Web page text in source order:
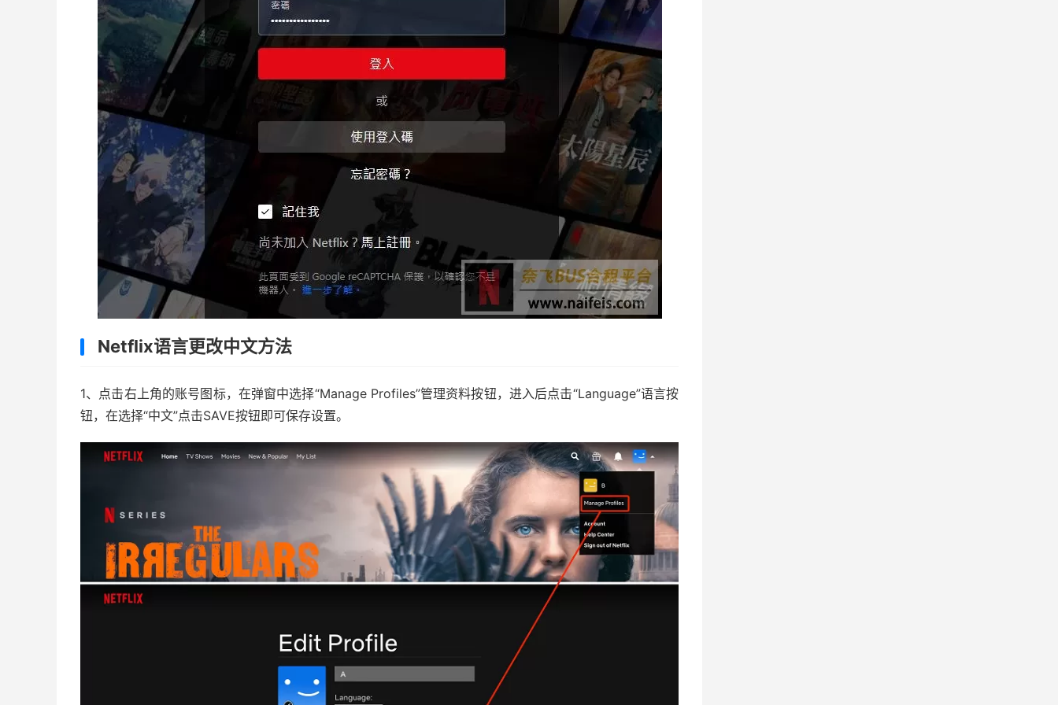
Netflix语言更改中文方法
1、点击右上角的账号图标，在弹窗中选择“Manage Profiles”管理资料按钮，进入后点击“Language”语言按
钮，在选择“中文”点击SAVE按钮即可保存设置。